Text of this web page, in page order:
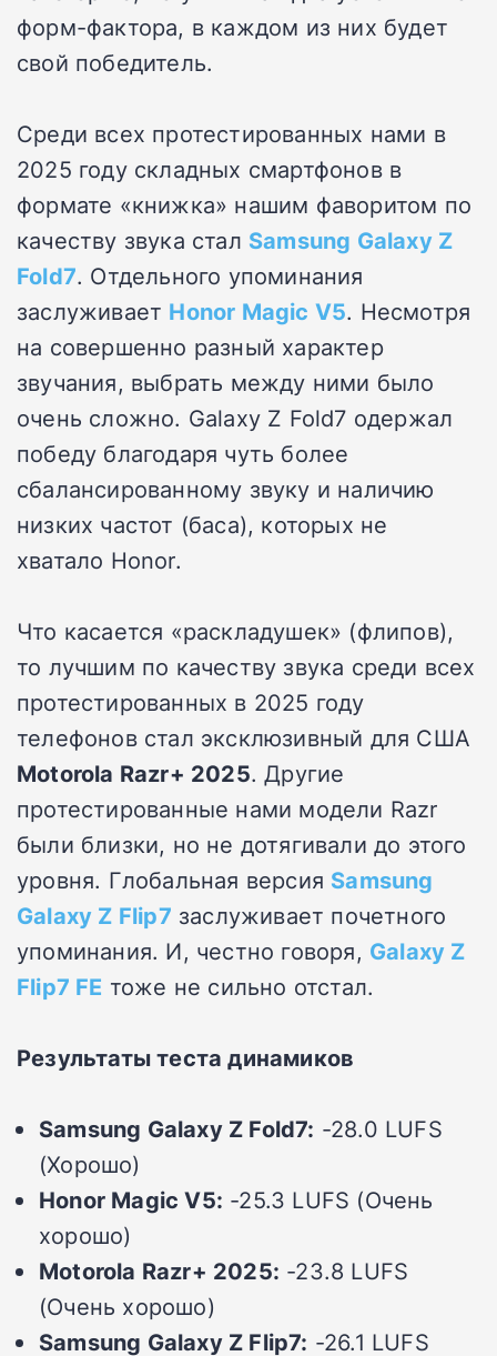
форм-фактора, в каждом из них будет
свой победитель.
Среди всех протестированных нами в
2025 году складных смартфонов в
формате «книжка» нашим фаворитом по
качеству звука стал Samsung Galaxy Z
Fold7. Отдельного упоминания
заслуживает Honor Magic V5. Несмотря
на совершенно разный характер
звучания, выбрать между ними было
очень сложно. Galaxy Z Fold7 одержал
победу благодаря чуть более
сбалансированному звуку и наличию
низких частот (баса), которых не
хватало Honor.
Что касается «раскладушек» (флипов),
то лучшим по качеству звука среди всех
протестированных в 2025 году
телефонов стал эксклюзивный для США
Motorola Razr+ 2025. Другие
протестированные нами модели Razr
были близки, но не дотягивали до этого
уровня. Глобальная версия Samsung
Galaxy Z Flip7 заслуживает почетного
упоминания. И, честно говоря, Galaxy Z
Flip7 FE тоже не сильно отстал.
Результаты теста динамиков
Samsung Galaxy Z Fold7: -28.0 LUFS
(Хорошо)
Honor Magic V5: -25.3 LUFS (Очень
хорошо)
Motorola Razr+ 2025: -23.8 LUFS
(Очень хорошо)
Samsung Galaxy Z Flip7: -26.1 LUFS